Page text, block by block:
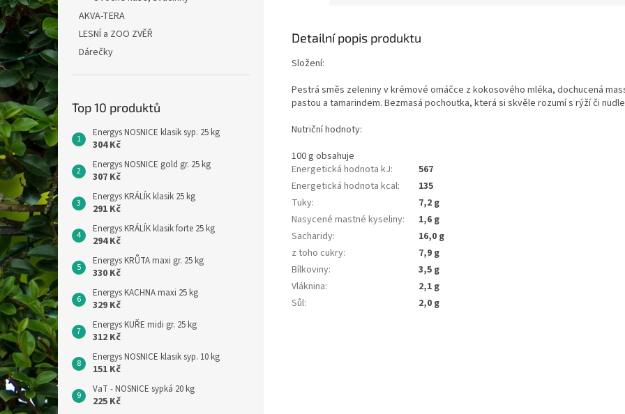
AKVA-TERA
LESNÍ a ZOO ZVĚŘ
Dárečky
Top 10 produktů
Energys NOSNICE klasik syp. 25 kg
304 Kč
Energys NOSNICE gold gr. 25 kg
307 Kč
Energys KRÁLÍK klasik 25 kg
291 Kč
Energys KRÁLÍK klasik forte 25 kg
294 Kč
Energys KRŮTA maxi gr. 25 kg
330 Kč
Energys KACHNA maxi 25 kg
329 Kč
Energys KUŘE midi gr. 25 kg
312 Kč
Energys NOSNICE klasik syp. 10 kg
151 Kč
VaT - NOSNICE sypká 20 kg
225 Kč
Detailní popis produktu
Složení:
Pestrá směs zeleniny v krémové omáčce z kokosového mléka, dochucená
pastou a tamarindem. Bezmasá pochoutka, která si skvěle rozumí s rýží či
Nutriční hodnoty:
100 g obsahuje
Energetická hodnota kJ:
567
Energetická hodnota kcal:
135
Tuky:
7,2 g
Nasycené mastné kyseliny:
1,6 g
Sacharidy:
16,0 g
z toho cukry:
7,9 g
Bílkoviny:
3,5 g
Vláknina:
2,1 g
Sůl: 2,0 g